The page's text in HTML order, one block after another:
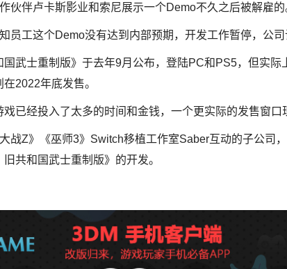
伙伴卢卡斯影业和索尼展示一个Demo不久之后被解雇的
员工这个Demo没有达到内部预期，开发工作暂停，公司
国武士重制版》于去年9月公布，登陆PC和PS5，但实
2022年底发售。
已经投入了太多的时间和金钱，一个更实际的发售窗口
战Z》《巫师3》Switch移植工作室Saber互动的子公司
共和国武士重制版》的开发。